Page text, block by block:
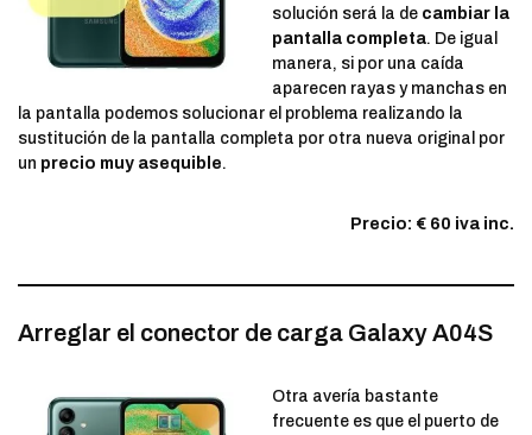
solución será la de cambiar la
pantalla completa. De igual
manera, si por una caída
aparecen rayas y manchas en
la pantalla podemos solucionar el problema realizando la
sustitución de la pantalla completa por otra nueva original por
un precio muy asequible.
Precio: € 60 iva inc.
Arreglar el conector de carga Galaxy A04S
Otra avería bastante
frecuente es que el puerto de